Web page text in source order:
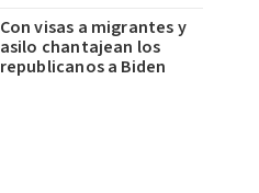
Con visas a migrantes y
asilo chantajean los
republicanos a Biden